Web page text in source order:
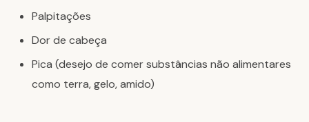
Palpitações
Dor de cabeça
Pica (desejo de comer substâncias não alimentares
como terra, gelo, amido)